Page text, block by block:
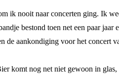
ik nooit naar concerten ging. Ik
bestond toen net een paar
aankondiging voor het concert
komt nog net niet gewoon in